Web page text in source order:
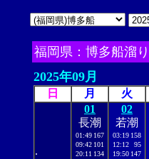
福岡県：博多船溜り
2025年09月
日 月 火
.
01
長潮
01:49 167
09:42 101
20:11 134
02
若潮
03:19 158
12:12
95
19:50 147